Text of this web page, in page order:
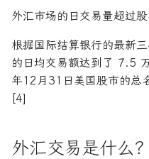
外汇市场的日交易量超过股
根据国际结算银行的最新
的日均交易额达到了 7.5
年12月31日美国股市的总
[4]
外汇交易是什么？